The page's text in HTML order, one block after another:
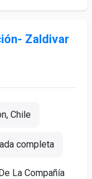
Zaldivar
Chile
completa
La Compañía